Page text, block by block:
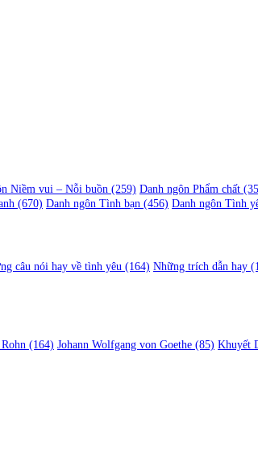
Niềm vui – Nỗi buồn (259) Danh ngôn Phẩm chất
(670) Danh ngôn Tình bạn (456) Danh ngôn Tình
câu nói hay về tình yêu (164) Những trích dẫn hay
(164) Johann Wolfgang von Goethe (85) Khuyết